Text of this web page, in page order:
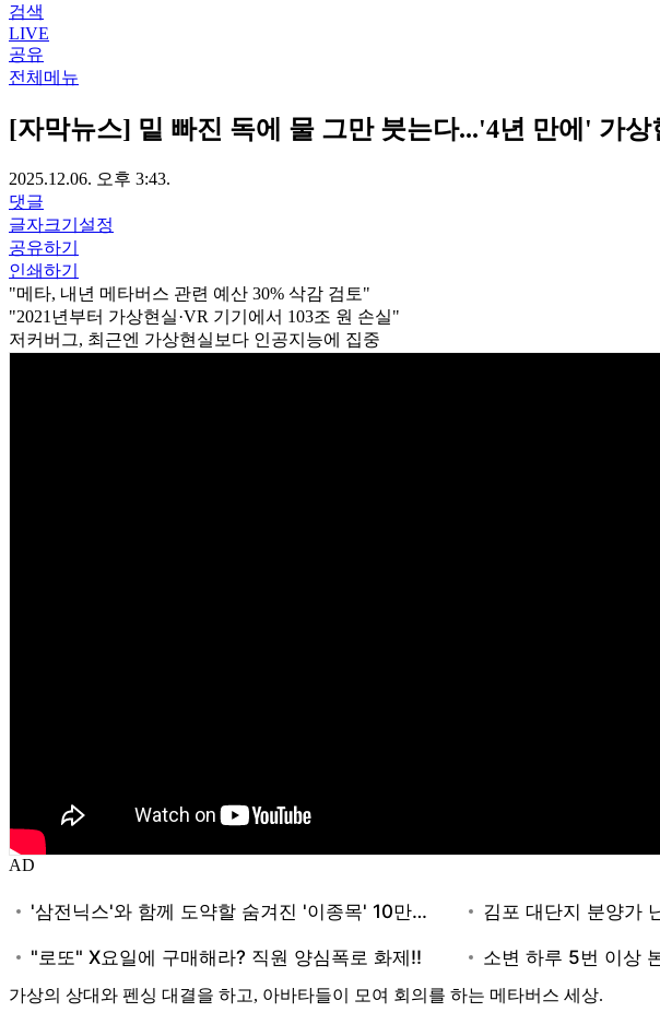
검색
LIVE
공유
전체메뉴
[자막뉴스] 밑 빠진 독에 물 그만 붓는다...'4년 만에' 가
2025.12.06. 오후 3:43.
댓글
글자크기설정
공유하기
인쇄하기
"메타, 내년 메타버스 관련 예산 30% 삭감 검토"
"2021년부터 가상현실·VR 기기에서 103조 원 손실"
저커버그, 최근엔 가상현실보다 인공지능에 집중
AD
가상의 상대와 펜싱 대결을 하고, 아바타들이 모여 회의를 하는 메타버스 세상.